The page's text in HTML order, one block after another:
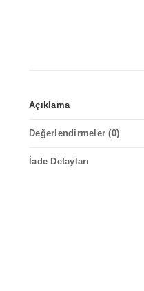
Açıklama
Değerlendirmeler (0)
İade Detayları